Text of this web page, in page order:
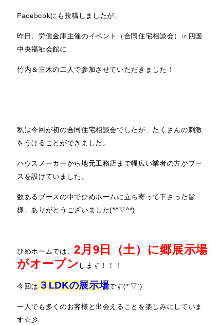
Facebookにも投稿しましたが、
昨日、労働金庫主催のイベント（合同住宅相談会）㏌四国
中央福祉会館に
竹内＆三木の二人で参加させていただきました！
私は今回が初の合同住宅相談会でしたが、たくさんの刺激
をうけることができました。
ハウスメーカーから地元工務店まで幅広い業者の方がブー
スを設けていました。
数あるブースの中でひめホームに立ち寄って下さった皆
様、ありがとうございました(*^▽^*)
ひめホームでは、2月9日（土）に郷展示場
がオープン します！！！
今回は ３ LDKの展示場です(*’▽’)
一人でも多くのお客様と出会えることを楽しみにしていま
す☆彡